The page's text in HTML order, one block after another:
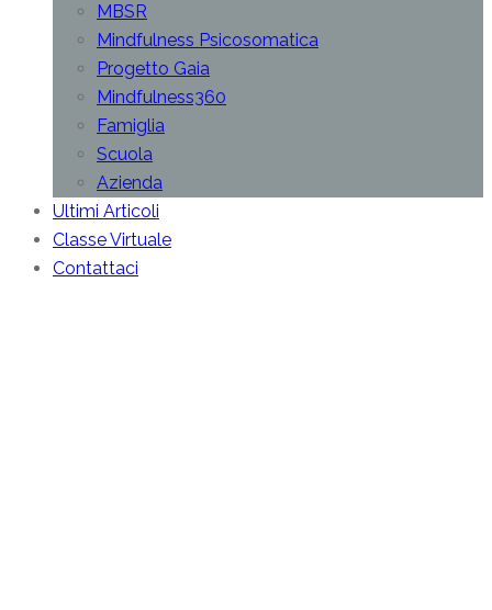
MBSR
Mindfulness Psicosomatica
Progetto Gaia
Mindfulness360
Famiglia
Scuola
Azienda
Ultimi Articoli
Classe Virtuale
Contattaci